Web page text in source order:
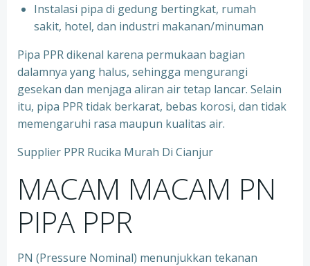
⁠Instalasi pipa di gedung bertingkat, rumah
sakit, hotel, dan industri makanan/minuman
Pipa PPR dikenal karena permukaan bagian
dalamnya yang halus, sehingga mengurangi
gesekan dan menjaga aliran air tetap lancar. Selain
itu, pipa PPR tidak berkarat, bebas korosi, dan tidak
memengaruhi rasa maupun kualitas air.
Supplier PPR Rucika Murah Di Cianjur
MACAM MACAM PN
PIPA PPR
PN (Pressure Nominal) menunjukkan tekanan